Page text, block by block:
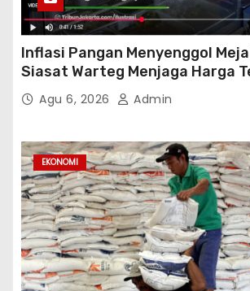
Inflasi Pangan Menyenggol
Siasat Warteg Menjaga Harga
Terjangkau
Agu 6, 2026 Admin
EKONOMI